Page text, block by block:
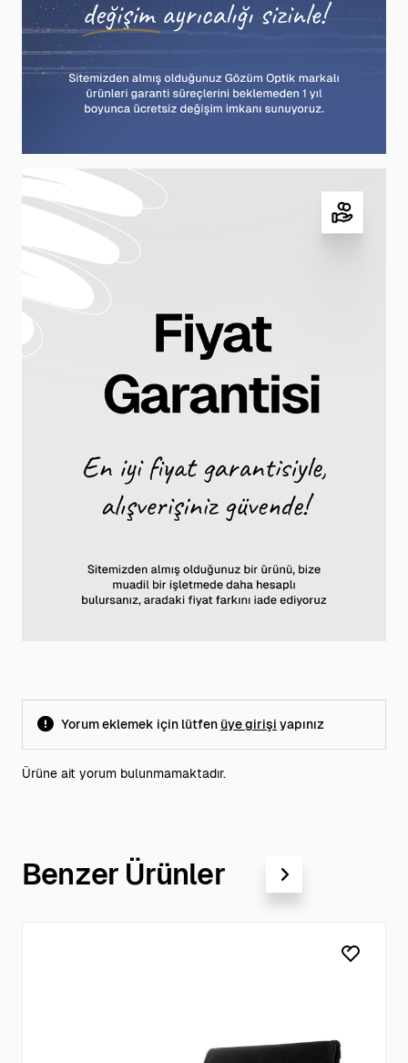
Yorum eklemek için lütfen üye girişi yapınız
Ürüne ait yorum bulunmamaktadır.
Benzer Ürünler